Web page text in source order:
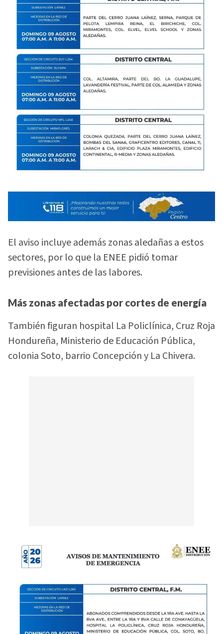
El aviso incluye además zonas aledañas a estos
sectores, por lo que la ENEE pidió tomar
previsiones antes de las labores.
Más zonas afectadas por cortes de energía
También figuran hospital La Policlínica, Cruz Roja
Hondureña, Ministerio de Educación Pública,
colonia Soto, barrio Concepción y La Chivera.